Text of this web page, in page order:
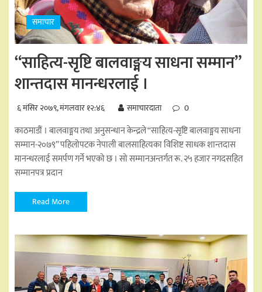
समाचार
“साहित्य-सृष्टि बालवाङ्मय साधना सम्मान”
शान्तदास मानन्धरलाई ।
६ मंसिर २०७९, मंगलवार १२:४६ समाचारदाता 0
काठमाडौं । बालवाङ्मय तथा अनुसन्धान केन्द्रले “साहित्य-सृष्टि बालवाङ्मय साधना
सम्मान-२०७९” पहिलोपटक नेपाली बालसाहित्यका विशिष्ट साधक शान्तदास
मानन्धरलाई समर्पण गर्ने भएको छ । सो सम्मानअन्तर्गत रू. २५ हजार नगदसहित
सम्मानपत्र प्रदान
Read More